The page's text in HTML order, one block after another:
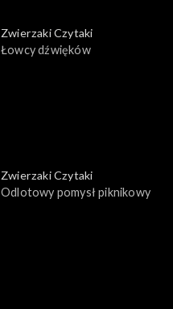
Zwierzaki Czytaki
Łowcy dźwięków
Zwierzaki Czytaki
Odlotowy pomysł piknikowy